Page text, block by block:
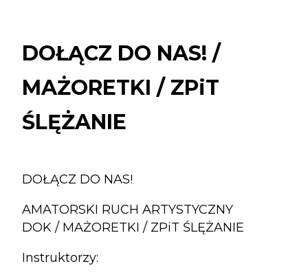
NAS!
/
MAŻORETKI
/
DOŁĄCZ DO NAS! /
MAŻORETKI / ZPiT
ŚLĘŻANIE
DOŁĄCZ DO NAS!
AMATORSKI RUCH ARTYSTYCZNY
DOK / MAŻORETKI / ZPiT ŚLĘŻANIE
Instruktorzy: